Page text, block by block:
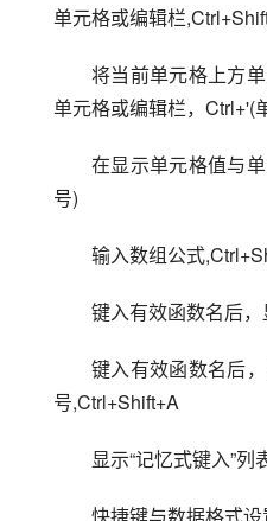
单元格或编辑栏
将当前单元格上方
单元格或编辑栏，Ctrl+'(
在显示单元格值与
号)
输入数组公式
键入有效函数名后
键入有效函数名后
号,Ctrl+Shift+A
显示“记忆式键入”